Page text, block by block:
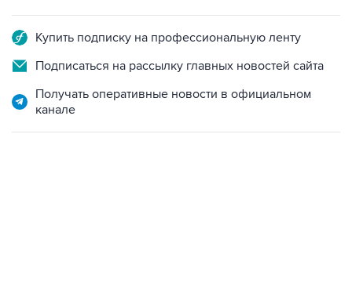
Подписаться на рассылку главных новостей сайта
Получать оперативные новости в официальном